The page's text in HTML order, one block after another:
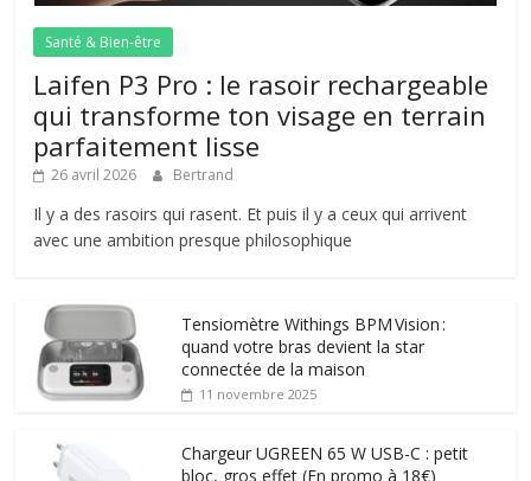
Santé & Bien-être
Laifen P3 Pro : le rasoir rechargeable
qui transforme ton visage en terrain
parfaitement lisse
26 avril 2026 Bertrand
Il y a des rasoirs qui rasent. Et puis il y a ceux qui arrivent
avec une ambition presque philosophique
Tensiomètre Withings BPM Vision :
quand votre bras devient la star
connectée de la maison
11 novembre 2025
Chargeur UGREEN 65 W USB-C : petit
bloc, gros effet (En promo à 18€)